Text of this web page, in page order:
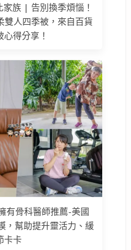
族 | 告別換季煩惱！
雙人四季被，來自百貨
得分享！
有骨科醫師推薦-美國
，幫助提升靈活力、緩
卡卡